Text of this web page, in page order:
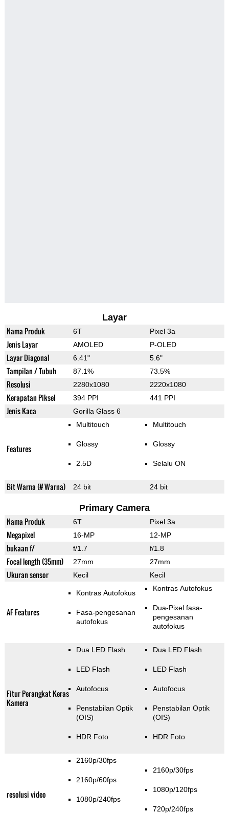
Layar
Nama Produk 6T Pixel 3a
Jenis Layar AMOLED P-OLED
Layar Diagonal 6.41" 5.6"
Tampilan / Tubuh 87.1% 73.5%
Resolusi 2280x1080 2220x1080
Kerapatan Piksel 394 PPI 441 PPI
Jenis Kaca Gorilla Glass 6
Features
Multitouch
Glossy
2.5D
Multitouch
Glossy
Selalu ON
Bit Warna (# Warna) 24 bit 24 bit
Primary Camera
Nama Produk 6T Pixel 3a
Megapixel 16-MP 12-MP
bukaan f/ f/1.7 f/1.8
Focal length (35mm) 27mm 27mm
Ukuran sensor Kecil Kecil
AF Features
Kontras Autofokus
Fasa-pengesanan
autofokus
Kontras Autofokus
Dua-Pixel fasa-
pengesanan
autofokus
Fitur Perangkat Keras
Kamera
Dua LED Flash
LED Flash
Autofocus
Penstabilan Optik
(OIS)
HDR Foto
Dua LED Flash
LED Flash
Autofocus
Penstabilan Optik
(OIS)
HDR Foto
resolusi video
2160p/30fps
2160p/60fps
1080p/240fps
2160p/30fps
1080p/120fps
720p/240fps